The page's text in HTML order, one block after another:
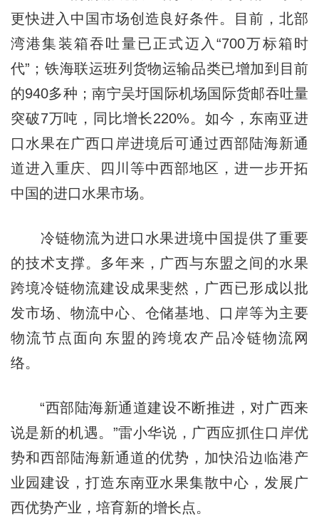
更快进入中国市场创造良好条件。目前，北部
湾港集装箱吞吐量已正式迈入“700万标箱时
代”；铁海联运班列货物运输品类已增加到目前
的940多种；南宁吴圩国际机场国际货邮吞吐量
突破7万吨，同比增长220%。如今，东南亚进
口水果在广西口岸进境后可通过西部陆海新通
道进入重庆、四川等中西部地区，进一步开拓
中国的进口水果市场。
冷链物流为进口水果进境中国提供了重要
的技术支撑。多年来，广西与东盟之间的水果
跨境冷链物流建设成果斐然，广西已形成以批
发市场、物流中心、仓储基地、口岸等为主要
物流节点面向东盟的跨境农产品冷链物流网
络。
“西部陆海新通道建设不断推进，对广西来
说是新的机遇。”雷小华说，广西应抓住口岸优
势和西部陆海新通道的优势，加快沿边临港产
业园建设，打造东南亚水果集散中心，发展广
西优势产业，培育新的增长点。